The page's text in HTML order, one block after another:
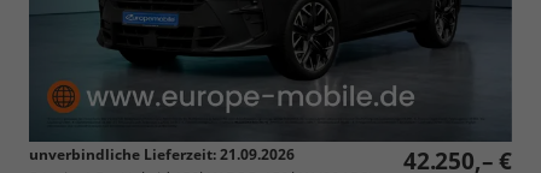
42.250,– €
unverbindliche Lieferzeit:21.09.2026